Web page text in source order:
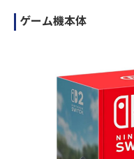
ゲーム機本体